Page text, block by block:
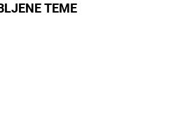
TEME